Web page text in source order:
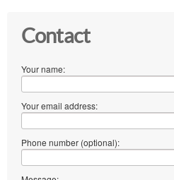
Contact
Your name:
Your email address:
Phone number (optional):